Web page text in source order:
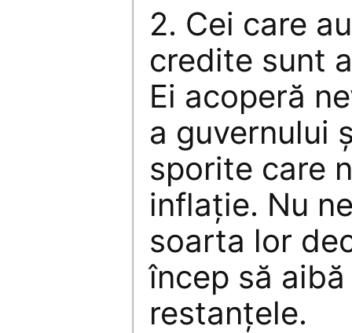
2. Cei care
credite sunt
Ei acoperă
a guvernului
sporite care
inflaţie. Nu
soarta lor
încep să
restanţele.